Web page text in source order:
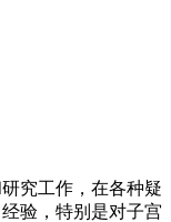
究工作，在各种疑
验，特别是对子宫